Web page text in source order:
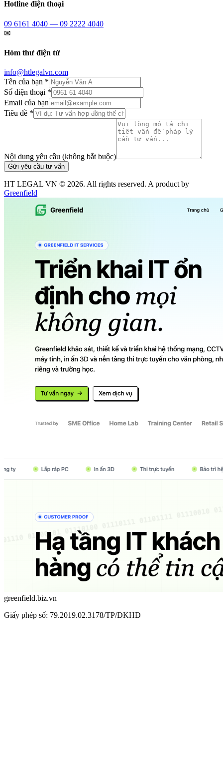
Hotline điện thoại
09 6161 4040 — 09 2222 4040
✉
Hòm thư điện tử
info@htlegalvn.com
Tên của bạn *
Số điện thoại *
Email của bạn
Tiêu đề *
Nội dung yêu cầu (không bắt buộc)
Gửi yêu cầu tư vấn
HT LEGAL VN © 2026. All rights reserved. A product by
Greenfield
greenfield.biz.vn
Giấy phép số: 79.2019.02.3178/TP/ĐKHĐ